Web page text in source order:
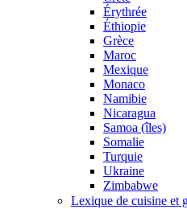
Érythrée
Éthiopie
Grèce
Maroc
Mexique
Monaco
Namibie
Nicaragua
Samoa (îles)
Somalie
Turquie
Ukraine
Zimbabwe
Lexique de cuisine et